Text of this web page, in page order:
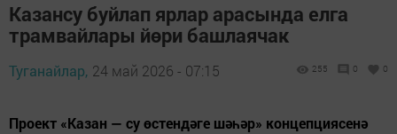
Казансу буйлап ярлар арасында елга
трамвайлары йөри башлаячак
Туганайлар, 24 май 2026 - 07:15 255 0 0
Проект «Казан — су өстендәге шәһәр» концепциясенә